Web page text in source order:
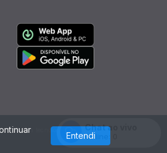
Com a tecnologia
Entendi
Chat ao vivo
Online: